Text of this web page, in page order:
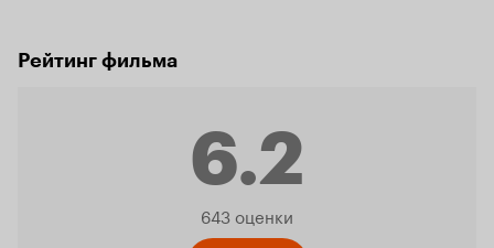
Рейтинг фильма
6.2
Рейтинг
643 оценки